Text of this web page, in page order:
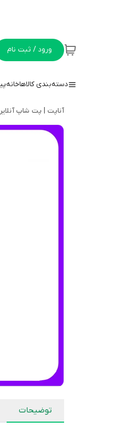
ورود / ثبت نام
دسته‌بندی کالاهاخانه
آناپت | پت شاپ
توضیحات